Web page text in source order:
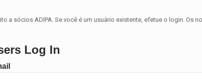
a sócios ADIPA. Se você é um usuário existente, efetue o login. Os
Log In